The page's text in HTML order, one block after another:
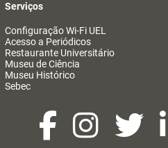
Serviços
Configuração Wi-Fi UEL
Acesso a Periódicos
Restaurante Universitário
Museu de Ciência
Museu Histórico
Sebec